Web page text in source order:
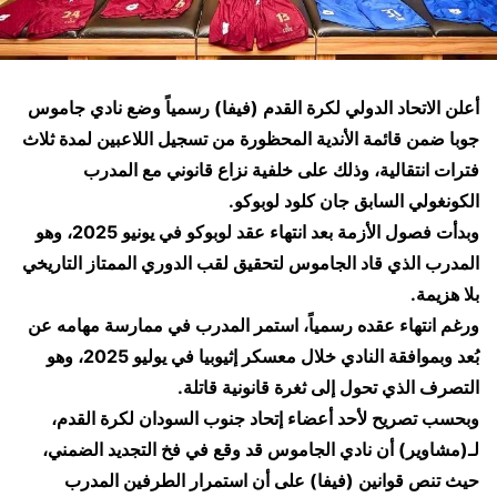
أعلن الاتحاد الدولي لكرة القدم (فيفا) رسمياً وضع نادي جاموس
جوبا ضمن قائمة الأندية المحظورة من تسجيل اللاعبين لمدة ثلاث
فترات انتقالية، وذلك على خلفية نزاع قانوني مع المدرب
الكونغولي السابق جان كلود لوبوكو.
وبدأت فصول الأزمة بعد انتهاء عقد لوبوكو في يونيو 2025، وهو
المدرب الذي قاد الجاموس لتحقيق لقب الدوري الممتاز التاريخي
بلا هزيمة.
ورغم انتهاء عقده رسمياً، استمر المدرب في ممارسة مهامه عن
بُعد وبموافقة النادي خلال معسكر إثيوبيا في يوليو 2025، وهو
التصرف الذي تحول إلى ثغرة قانونية قاتلة.
وبحسب تصريح لأحد أعضاء إتحاد جنوب السودان لكرة القدم،
لـ(مشاوير) أن نادي الجاموس قد وقع في فخ التجديد الضمني،
حيث تنص قوانين (فيفا) على أن استمرار الطرفين المدرب